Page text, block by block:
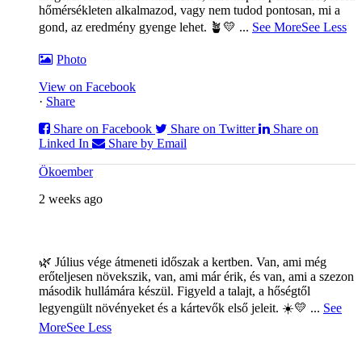
hőmérsékleten alkalmazod, vagy nem tudod pontosan, mi a
gond, az eredmény gyenge lehet. 🪴💛 ... See MoreSee Less
Photo
View on Facebook
· Share
Share on Facebook
Share on Twitter
Share on
Linked In
Share by Email
Ökoember
2 weeks ago
🌿 Július vége átmeneti időszak a kertben. Van, ami még
erőteljesen növekszik, van, ami már érik, és van, ami a szezon
második hullámára készül. Figyeld a talajt, a hőségtől
legyengült növényeket és a kártevők első jeleit. ☀️💛 ... See
MoreSee Less